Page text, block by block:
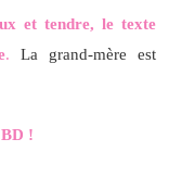
et tendre, le texte
. La grand-mère est
!